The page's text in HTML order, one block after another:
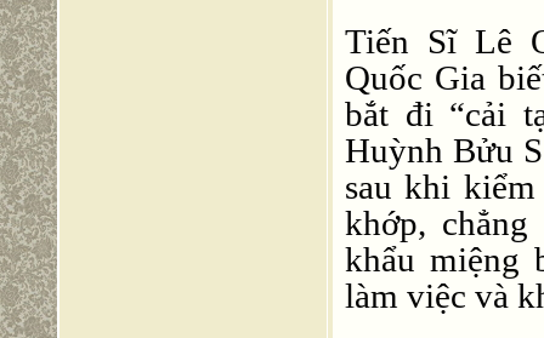
Tiến Sĩ Lê
Quốc Gia
bắt đi “cải
Huỳnh Bửu
sau khi
khớp,
khẩu miệng
làm việc và